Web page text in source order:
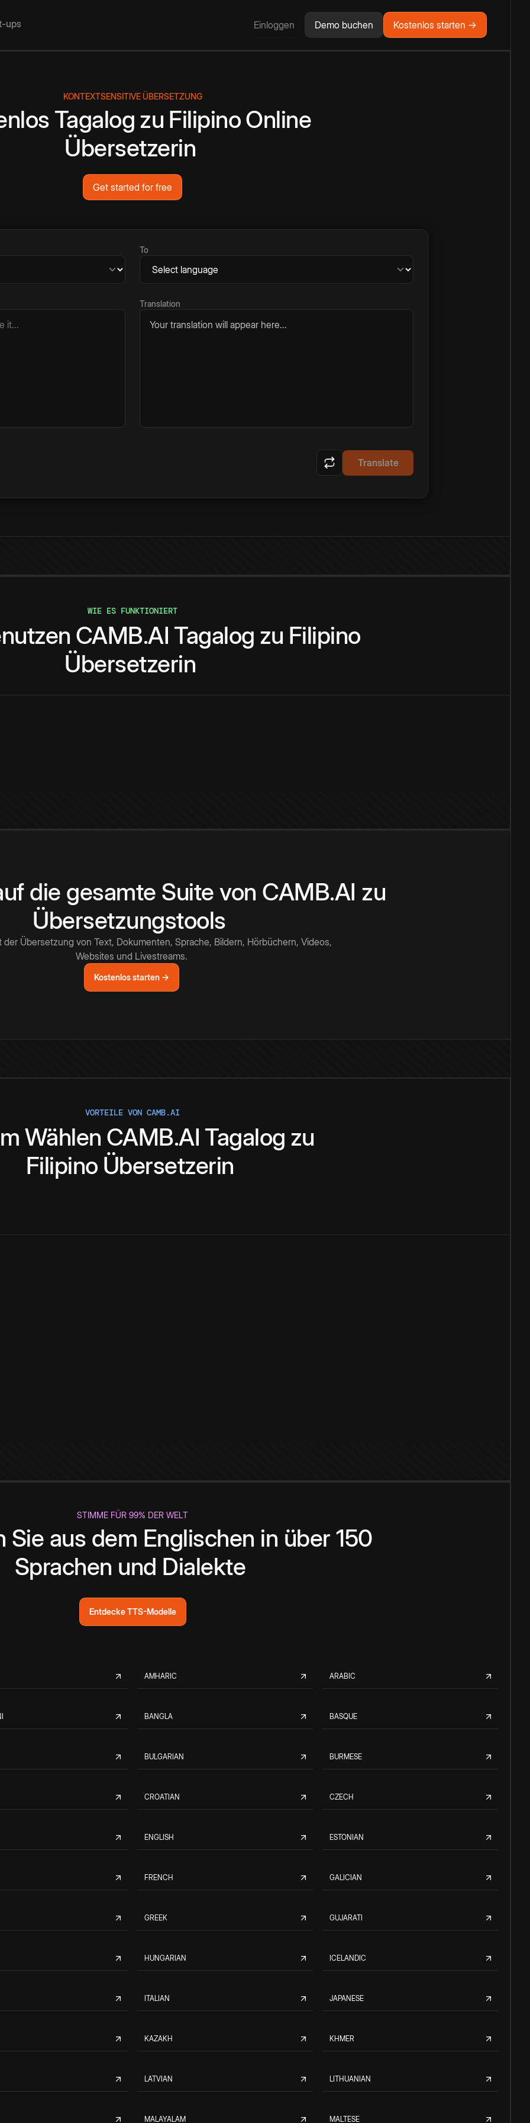
ups Einloggen Demo buchen Kostenlos starten →
KONTEXTSENSITIVE ÜBERSETZUNG
Tagalog zu FilipinoOnline
Übersetzerin
Get started for free
To
Translation
Your translation will appear here...
Translate
WIE ES FUNKTIONIERT
CAMB.AI Tagalog zu Filipino
Übersetzerin
die gesamte Suite von CAMB.AI zu
Übersetzungstools
der Übersetzung von Text, Dokumenten, Sprache, Bildern, Hörbüchern, Videos,
Websites und Livestreams.
Kostenlos starten →
VORTEILE VON CAMB.AI
Wählen CAMB.AI Tagalog zu
Filipino Übersetzerin
STIMME FÜR 99% DER WELT
Sie aus dem Englischen in über 150
Sprachen und Dialekte
Entdecke TTS-Modelle
AMHARIC ARABIC
BANGLA BASQUE
BULGARIAN BURMESE
CROATIAN CZECH
ENGLISH ESTONIAN
FRENCH GALICIAN
GREEK GUJARATI
HUNGARIAN ICELANDIC
ITALIAN JAPANESE
KAZAKH KHMER
LATVIAN LITHUANIAN
MALAYALAM MALTESE